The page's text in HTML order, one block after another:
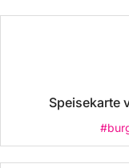
Speisekarte